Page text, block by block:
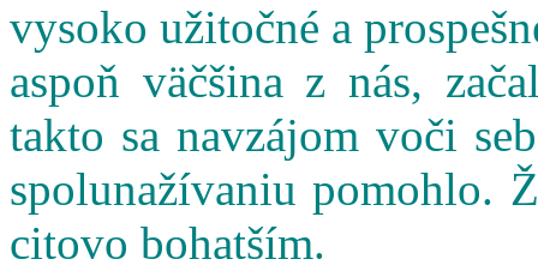
vysoko užitočné a
aspoň väčšina z nás,
takto sa navzájom voči
spolunažívaniu pomohlo.
citovo bohatším.